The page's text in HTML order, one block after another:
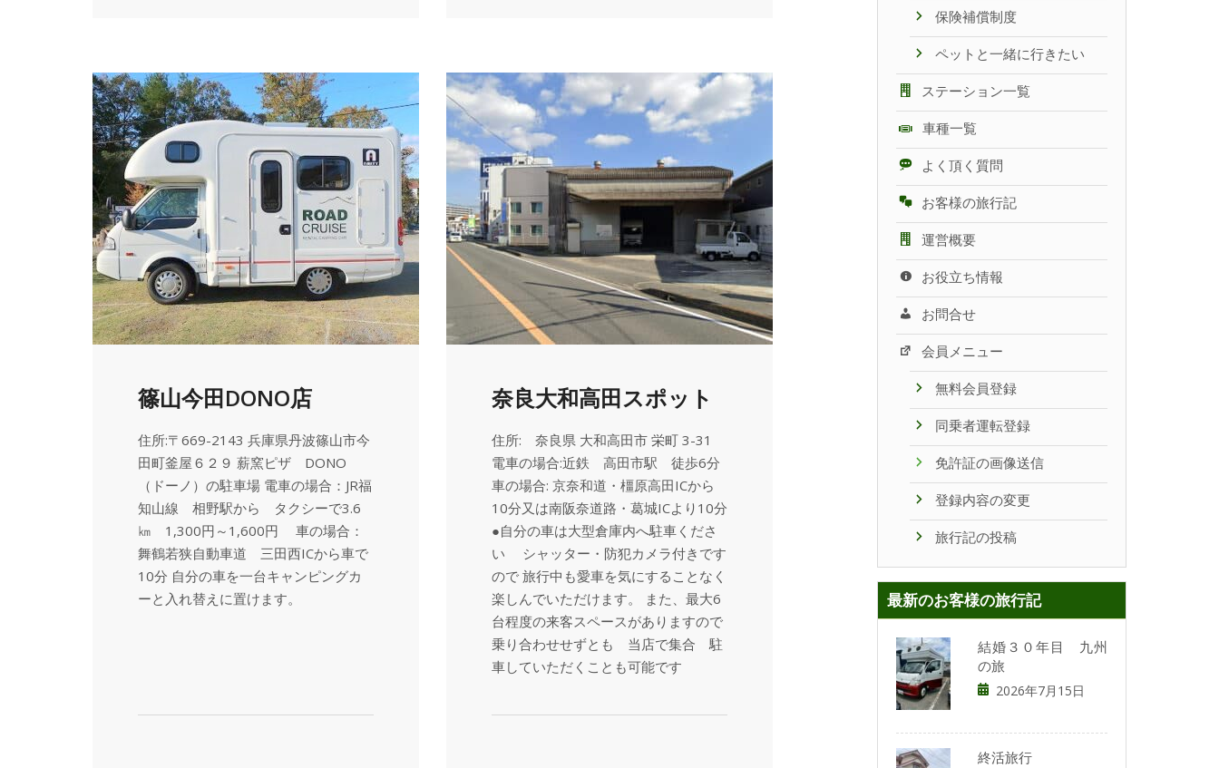
篠山今田DONO店
住所:〒669-2143 兵庫県丹波篠山市今
田町釜屋６２９ 薪窯ピザ DONO
（ドーノ）の駐車場 電車の場合：JR福
知山線 相野駅から タクシーで3.6
㎞ 1,300円～1,600円 車の場合：
舞鶴若狭自動車道 三田西ICから車で
10分 自分の車を一台キャンピングカ
ーと入れ替えに置けます。
奈良大和高田スポット
住所: 奈良県 大和高田市 栄町 3-31
電車の場合:近鉄 高田市駅 徒歩6分
車の場合: 京奈和道・橿原高田ICから
10分又は南阪奈道路・葛城ICより10分
●自分の車は大型倉庫内へ駐車くださ
い シャッター・防犯カメラ付きです
ので 旅行中も愛車を気にすることなく
楽しんでいただけます。 また、最大6
台程度の来客スペースがありますので
乗り合わせせずとも 当店で集合 駐
車していただくことも可能です
保険補償制度
ペットと一緒に行きたい
ステーション一覧
車種一覧
よく頂く質問
お客様の旅行記
運営概要
お役立ち情報
お問合せ
会員メニュー
無料会員登録
同乗者運転登録
免許証の画像送信
登録内容の変更
旅行記の投稿
最新のお客様の旅行記
結婚３０年目 九州
の旅
2026年7月15日
終活旅行